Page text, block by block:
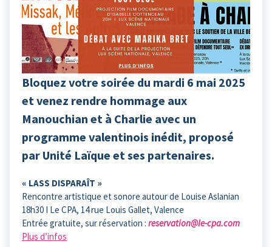
Bloquez votre soirée du mardi 6 mai 2025
et venez rendre hommage aux
Manouchian et à Charlie avec un
programme valentinois inédit, proposé
par Unité Laïque et ses partenaires.
« LASS DISPARAÎT »
Rencontre artistique et sonore autour de Louise Aslanian
18h30 I Le CPA, 14 rue Louis Gallet, Valence
Entrée gratuite, sur réservation : reservation@le-cpa.com
Plus d’infos